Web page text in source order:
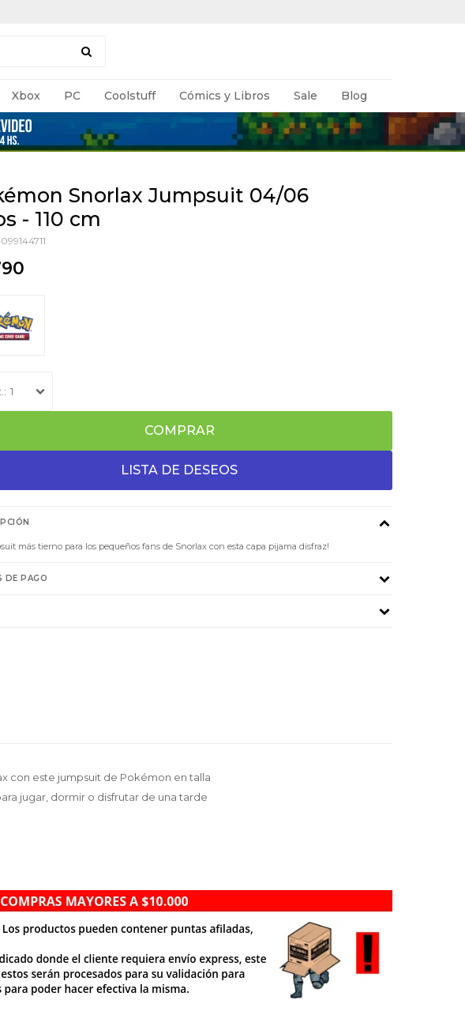
Xbox PC Coolstuff Cómics y Libros Sale Blog
Snorlax Jumpsuit 04/06
- 110 cm
1
COMPRAR
más tierno para los pequeños fans de Snorlax con esta capa pijama disfraz!
DE PAGO
con este jumpsuit de Pokémon en talla
jugar, dormir o disfrutar de una tarde